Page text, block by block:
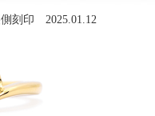
刻印 2025.01.12